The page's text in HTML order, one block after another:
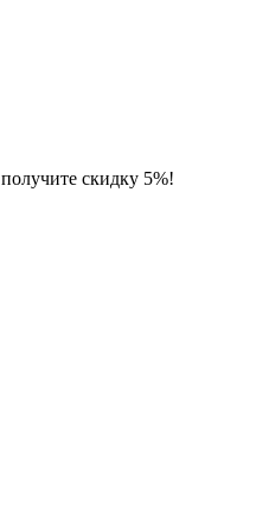
скидку 5%!